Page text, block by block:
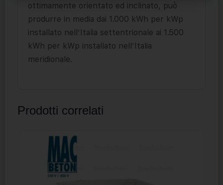
ottimamente orientato ed inclinato, può
produrre in media dai 1.000 kWh per kWp
installato nell’Italia settentrionale ai 1.500
kWh per kWp installato nell’Italia
meridionale.
Prodotti correlati